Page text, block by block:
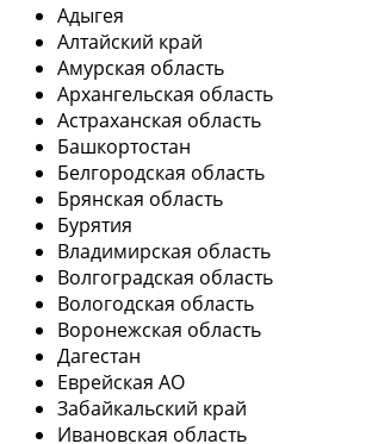
Адыгея
Алтайский край
Амурская область
Архангельская область
Астраханская область
Башкортостан
Белгородская область
Брянская область
Бурятия
Владимирская область
Волгоградская область
Вологодская область
Воронежская область
Дагестан
Еврейская АО
Забайкальский край
Ивановская область